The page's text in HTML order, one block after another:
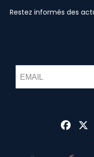
Restez informés des